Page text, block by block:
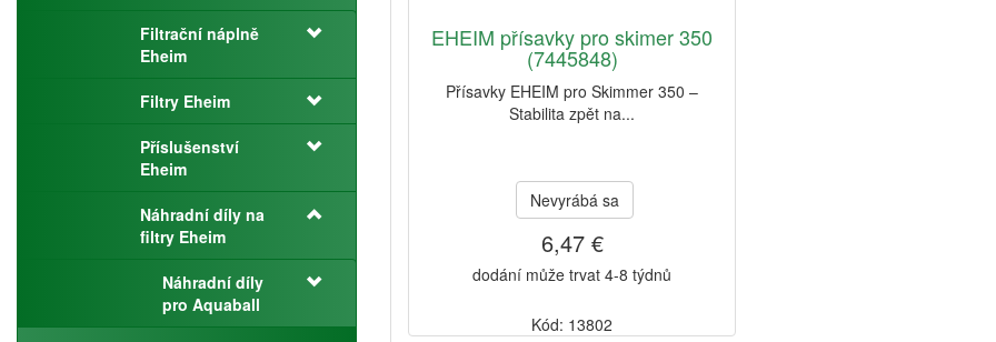
Filtrační náplně
Eheim
Filtry Eheim
Příslušenství
Eheim
Náhradní díly na
filtry Eheim
Náhradní díly
pro Aquaball
EHEIM přísavky pro skimer 350
(7445848)
Přísavky EHEIM pro Skimmer 350 –
Stabilita zpět na...
Nevyrábá sa
6,47 €
dodání může trvat 4-8 týdnů
Kód: 13802